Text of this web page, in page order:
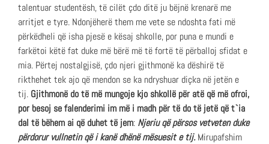
talentuar studentësh, të cilët çdo ditë ju bëjnë krenarë me
arritjet e tyre. Ndonjëherë them me vete se ndoshta fati më
përkëdheli që isha pjesë e kësaj shkolle, por puna e mundi e
farkëtoi këtë fat duke më bërë më të fortë të përballoj sfidat e
mia. Përtej nostalgjisë, çdo njeri gjithmonë ka dëshirë të
rikthehet tek ajo që mendon se ka ndryshuar diçka në jetën e
tij. Gjithmonë do të më mungoje kjo shkollë për atë që më ofroi,
por besoj se falenderimi im më i madh për të do të jetë që t`ia
dal të bëhem ai që duhet të jem: Njeriu që përsos vetveten duke
përdorur vullnetin që i kanë dhënë mësuesit e tij.Mirupafshim